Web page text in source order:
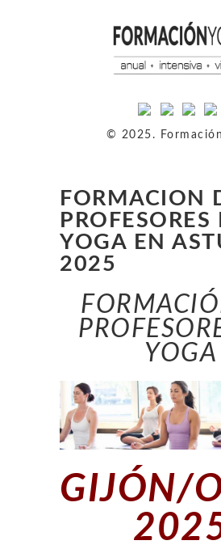
© 2025. Formación
FORMACION
PROFESORES
YOGA EN
2025
YOGA
GIJÓN/